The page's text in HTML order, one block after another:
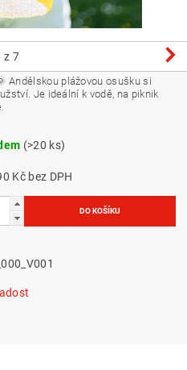
z 7
Andělskou plážovou osušku si
Je ideální k vodě, na piknik
(>20 ks)
371,90 Kč bez DPH